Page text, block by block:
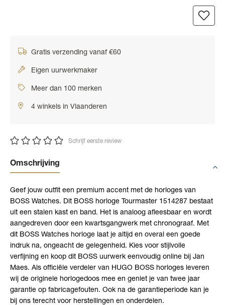
Gratis verzending vanaf €60
Eigen uurwerkmaker
Meer dan 100 merken
4 winkels in Vlaanderen
Schrijf eerste review
Omschrijving
Geef jouw outfit een premium accent met de horloges van
BOSS Watches. Dit BOSS horloge Tourmaster 1514287 bestaat
uit een stalen kast en band. Het is analoog afleesbaar en wordt
aangedreven door een kwartsgangwerk met chronograaf. Met
dit BOSS Watches horloge laat je altijd en overal een goede
indruk na, ongeacht de gelegenheid. Kies voor stijlvolle
verfijning en koop dit BOSS uurwerk eenvoudig online bij Jan
Maes. Als officiële verdeler van HUGO BOSS horloges leveren
wij de originele horlogedoos mee en geniet je van twee jaar
garantie op fabricagefouten. Ook na de garantieperiode kan je
bij ons terecht voor herstellingen en onderdelen.